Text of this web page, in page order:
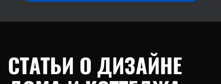
СТАТЬИ О ДИЗАЙНЕ